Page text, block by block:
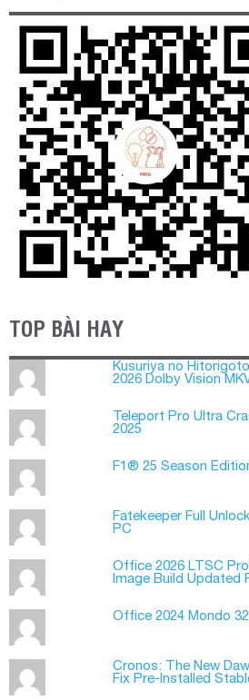
TOP BÀI HAY
Kusuriya no
2026 Dolby Vision
Teleport Pro Ultra
2025
F1® 25 Season
Fatekeeper Full
PC
Office 2026 LTSC
Image Build Updated
Office 2024 Mondo
Cronos: The New
Fix Pre-Installed